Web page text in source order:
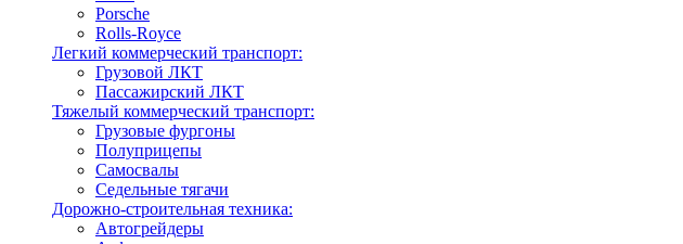
Porsche
Rolls-Royce
Легкий коммерческий транспорт:
Грузовой ЛКТ
Пассажирский ЛКТ
Тяжелый коммерческий транспорт:
Грузовые фургоны
Полуприцепы
Самосвалы
Седельные тягачи
Дорожно-строительная техника:
Автогрейдеры